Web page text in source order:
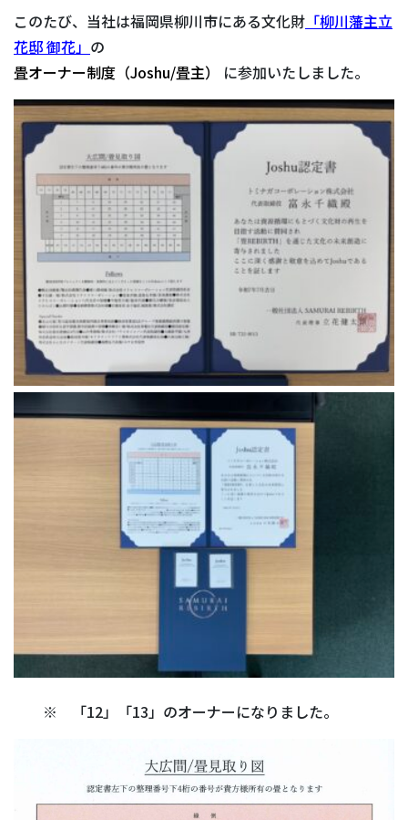
このたび、当社は福岡県柳川市にある文化財 「柳川藩主立
花邸 御花」 の
畳オーナー制度（Joshu/畳主）
に参加いたしました。
※ 「12」「13」のオーナーになりました。